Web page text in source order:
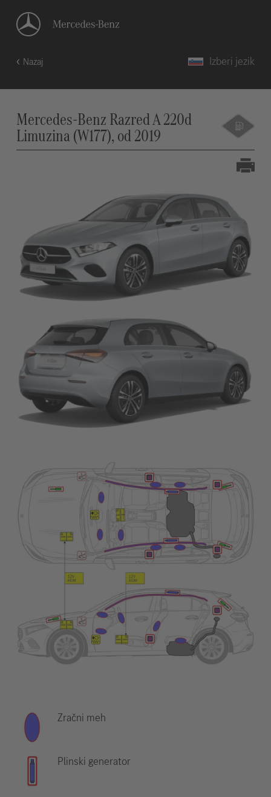
Nazaj Izberi jezik
Mercedes-Benz Razred A 220d
Limuzina (W177), od 2019
Zračni meh
Plinski generator